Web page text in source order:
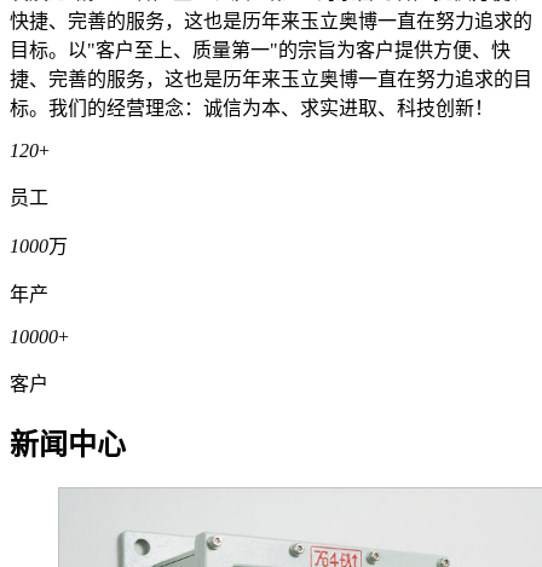
快捷、完善的服务，这也是历年来玉立奥博一直在努力追求的
目标。以"客户至上、质量第一"的宗旨为客户提供方便、快
捷、完善的服务，这也是历年来玉立奥博一直在努力追求的目
标。我们的经营理念：诚信为本、求实进取、科技创新！
120+
员工
1000万
年产
10000+
客户
新闻中心